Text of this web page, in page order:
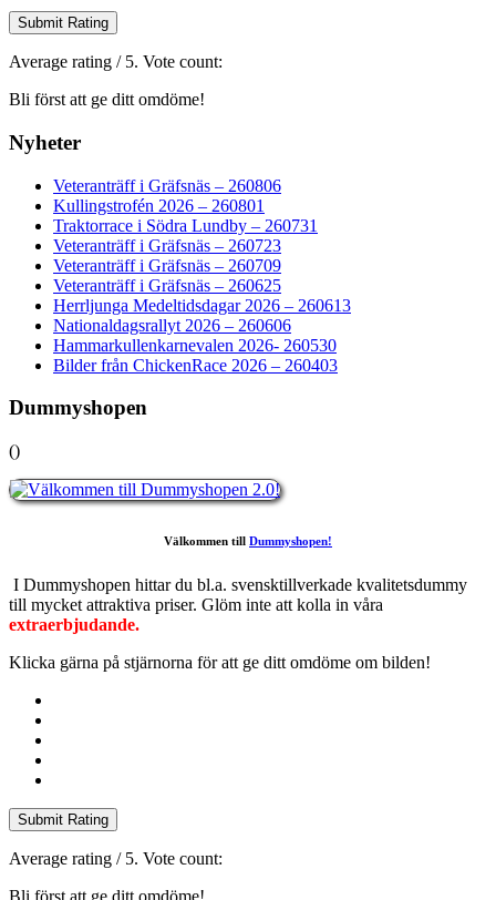
Submit Rating
Average rating / 5. Vote count:
Bli först att ge ditt omdöme!
Nyheter
Veteranträff i Gräfsnäs – 260806
Kullingstrofén 2026 – 260801
Traktorrace i Södra Lundby – 260731
Veteranträff i Gräfsnäs – 260723
Veteranträff i Gräfsnäs – 260709
Veteranträff i Gräfsnäs – 260625
Herrljunga Medeltidsdagar 2026 – 260613
Nationaldagsrallyt 2026 – 260606
Hammarkullenkarnevalen 2026- 260530
Bilder från ChickenRace 2026 – 260403
Dummyshopen
()
Välkommen till Dummyshopen!
I Dummyshopen hittar du bl.a. svensktillverkade kvalitetsdummy
till mycket attraktiva priser. Glöm inte att kolla in våra
extraerbjudande.
Klicka gärna på stjärnorna för att ge ditt omdöme om bilden!
Submit Rating
Average rating / 5. Vote count:
Bli först att ge ditt omdöme!